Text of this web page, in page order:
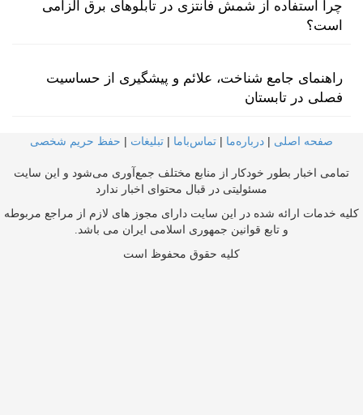
چرا استفاده از شمش فانتزی در تابلوهای برق الزامی
است؟
راهنمای جامع شناخت، علائم و پیشگیری از حساسیت
فصلی در تابستان
صفحه اصلی | درباره‌ما | تماس‌با‌ما | تبلیغات | حفظ حریم شخصی
تمامی اخبار بطور خودکار از منابع مختلف جمع‌آوری می‌شود و این سایت
مسئولیتی در قبال محتوای اخبار ندارد
کلیه خدمات ارائه شده در این سایت دارای مجوز های لازم از مراجع مربوطه
و تابع قوانین جمهوری اسلامی ایران می باشد.
کلیه حقوق محفوظ است